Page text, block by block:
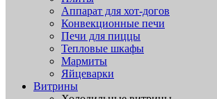
Аппарат для хот-догов
Конвекционные печи
Печи для пиццы
Тепловые шкафы
Мармиты
Яйцеварки
Витрины